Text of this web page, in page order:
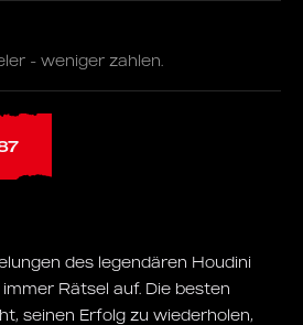
- weniger zahlen.
des legendären Houdini
Rätsel auf. Die besten
seinen Erfolg zu wiederholen,